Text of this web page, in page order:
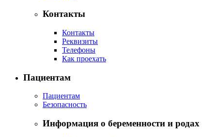
Контакты
Контакты
Реквизиты
Телефоны
Как проехать
Пациентам
Пациентам
Безопасность
Информация о беременности и родах